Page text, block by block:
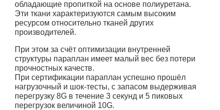
обладающие пропиткой на основе полиуретана.
Эти ткани характеризуются самым высоким
ресурсом относительно тканей других
производителей.
При этом за счёт оптимизации внутренней
структуры параплан имеет малый вес без потери
прочностных качеств.
При сертификации параплан успешно прошёл
нагрузочный и шок-тесты, с запасом выдерживая
перегрузку 8G в течение 3 секунд и 5 пиковых
перегрузок величиной 10G.